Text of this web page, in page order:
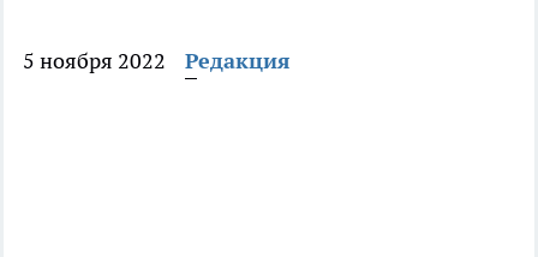
5 ноября 2022 Редакция